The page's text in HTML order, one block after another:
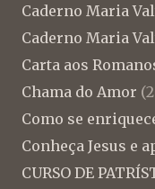
Caderno Maria
Caderno Maria
Carta aos
Chama do Amor
Como se
Conheça Jesus e
CURSO DE